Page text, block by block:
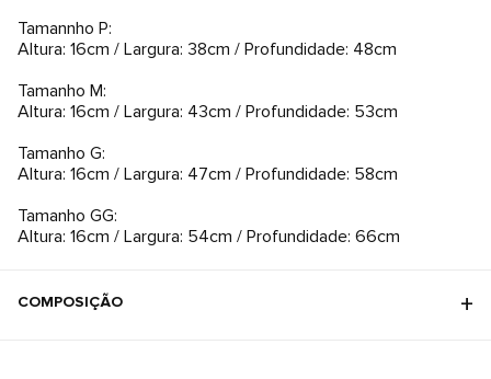
Tamannho P:
Altura: 16cm / Largura: 38cm / Profundidade: 48cm
Tamanho M:
Altura: 16cm / Largura: 43cm / Profundidade: 53cm
Tamanho G:
Altura: 16cm / Largura: 47cm / Profundidade: 58cm
Tamanho GG:
Altura: 16cm / Largura: 54cm / Profundidade: 66cm
COMPOSIÇÃO